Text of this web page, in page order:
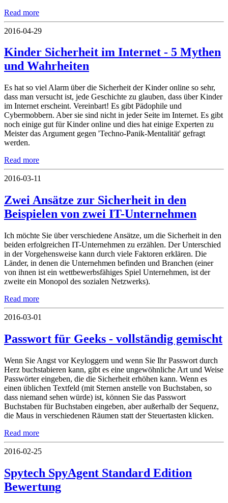
Read more
2016-04-29
Kinder Sicherheit im Internet - 5 Mythen
und Wahrheiten
Es hat so viel Alarm über die Sicherheit der Kinder online so sehr,
dass man versucht ist, jede Geschichte zu glauben, dass über Kinder
im Internet erscheint. Vereinbart! Es gibt Pädophile und
Cybermobbern. Aber sie sind nicht in jeder Seite im Internet. Es gibt
noch einige gut für Kinder online und dies hat einige Experten zu
Meister das Argument gegen 'Techno-Panik-Mentalität' gefragt
werden.
Read more
2016-03-11
Zwei Ansätze zur Sicherheit in den
Beispielen von zwei IT-Unternehmen
Ich möchte Sie über verschiedene Ansätze, um die Sicherheit in den
beiden erfolgreichen IT-Unternehmen zu erzählen. Der Unterschied
in der Vorgehensweise kann durch viele Faktoren erklären. Die
Länder, in denen die Unternehmen befinden und Branchen (einer
von ihnen ist ein wettbewerbsfähiges Spiel Unternehmen, ist der
zweite ein Monopol des sozialen Netzwerks).
Read more
2016-03-01
Passwort für Geeks - vollständig gemischt
Wenn Sie Angst vor Keyloggern und wenn Sie Ihr Passwort durch
Herz buchstabieren kann, gibt es eine ungewöhnliche Art und Weise
Passwörter eingeben, die die Sicherheit erhöhen kann. Wenn es
einen üblichen Textfeld (mit Sternen anstelle von Buchstaben, so
dass niemand sehen würde) ist, können Sie das Passwort
Buchstaben für Buchstaben eingeben, aber außerhalb der Sequenz,
die Maus in verschiedenen Räumen statt der Steuertasten klicken.
Read more
2016-02-25
Spytech SpyAgent Standard Edition
Bewertung